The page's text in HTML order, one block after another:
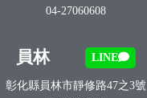
04-27060608
員林 LINE
彰化縣員林市靜修路47之3號